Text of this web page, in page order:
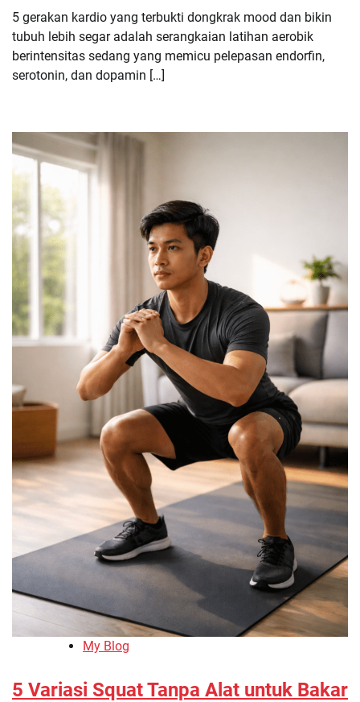
5 gerakan kardio yang terbukti dongkrak mood dan bikin
tubuh lebih segar adalah serangkaian latihan aerobik
berintensitas sedang yang memicu pelepasan endorfin,
serotonin, dan dopamin […]
My Blog
5 Variasi Squat Tanpa Alat untuk Bakar